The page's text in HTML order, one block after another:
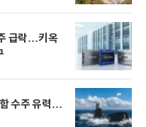
급락…키옥
수주 유력…